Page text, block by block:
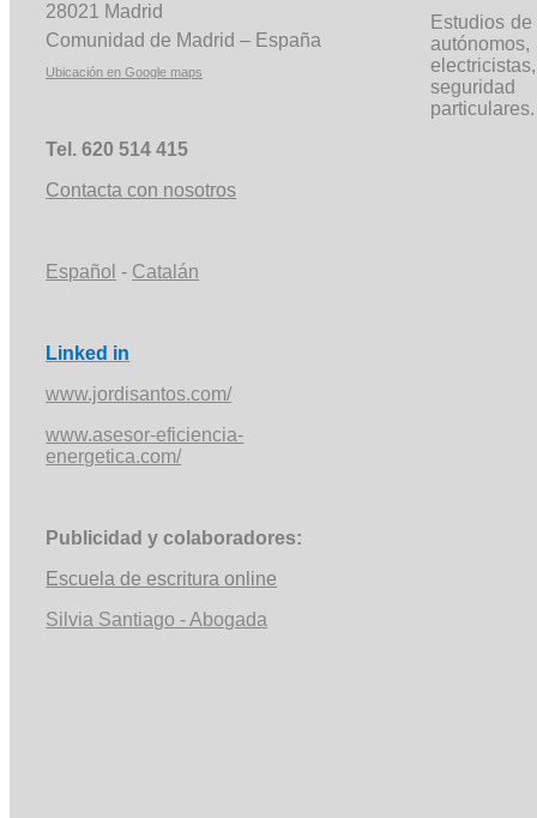
28021 Madrid
Comunidad de Madrid – España
Ubicación en Google maps
Tel. 620 514 415
Contacta con nosotros
Español - Catalán
Linked in
www.jordisantos.com/
www.asesor-eficiencia-
energetica.com/
Publicidad y colaboradores:
Escuela de escritura online
Silvia Santiago -Abogada
Estudios
particulares.